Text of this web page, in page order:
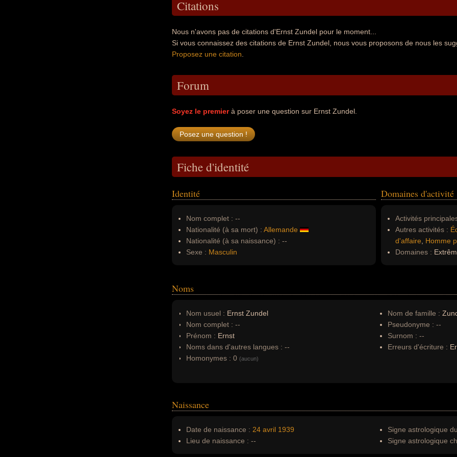
Citations
Nous n'avons pas de citations d'Ernst Zundel pour le moment...
Si vous connaissez des citations de Ernst Zundel, nous vous proposons de nous les
Proposez une citation
Forum
Soyez le premierà poser une question sur Ernst Zundel.
Fiche d'identité
Identité
Nom complet : --
Nationalité (à sa mort) : Allemande
Nationalité (à sa naissance) : --
Sexe : Masculin
Domaines d'activité
Activités
Autres activités :
d'affaire
Homme
Domaines :
Noms
Nom usuel : Ernst Zundel
Nom complet : --
Prénom : Ernst
Noms dans d'autres langues : --
Homonymes : 0 (aucun)
Nom de famille :
Pseudonyme : --
Surnom : --
Erreurs d'écriture :
Naissance
Date de naissance : 24 avril 1939
Lieu de naissance : --
Signe astrologique
Signe astrologique